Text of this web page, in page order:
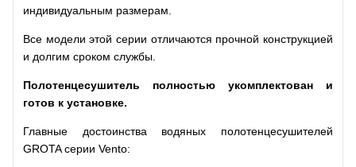
индивидуальным размерам.
Все модели этой серии отличаются прочной конструкцией
и долгим сроком службы.
Полотенцесушитель полностью укомплектован и
готов к установке.
Главные достоинства водяных полотенцесушителей
GROTA серии Vento: